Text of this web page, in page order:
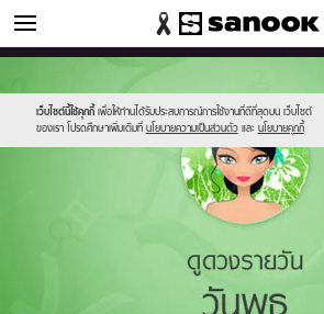
ดูดวง
เว็บไซต์นี้ใช้คุกกี้ เพื่อให้ท่านได้รับประสบการณ์การใช้งานที่ดีที่สุดบน เว็บไซต์
ของเรา โปรดศึกษาเพิ่มเติมที่ นโยบายความเป็นส่วนตัว และ นโยบายคุกกี้
//s.isanook.com/sr/0/images/logo-
new-
sanook.png
//s.isanook.com/ho/0/ud/fxd/day/4_wed.jpg